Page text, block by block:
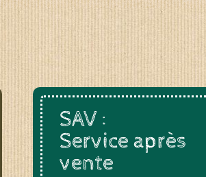
rheinau.ch
SAV :
Service après
vente